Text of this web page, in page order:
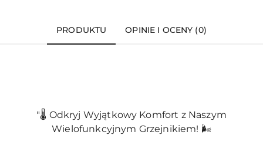
PRODUKTU OPINIE I OCENY (0)
"🌡️ Odkryj Wyjątkowy Komfort z Naszym
Wielofunkcyjnym Grzejnikiem! 🌬️